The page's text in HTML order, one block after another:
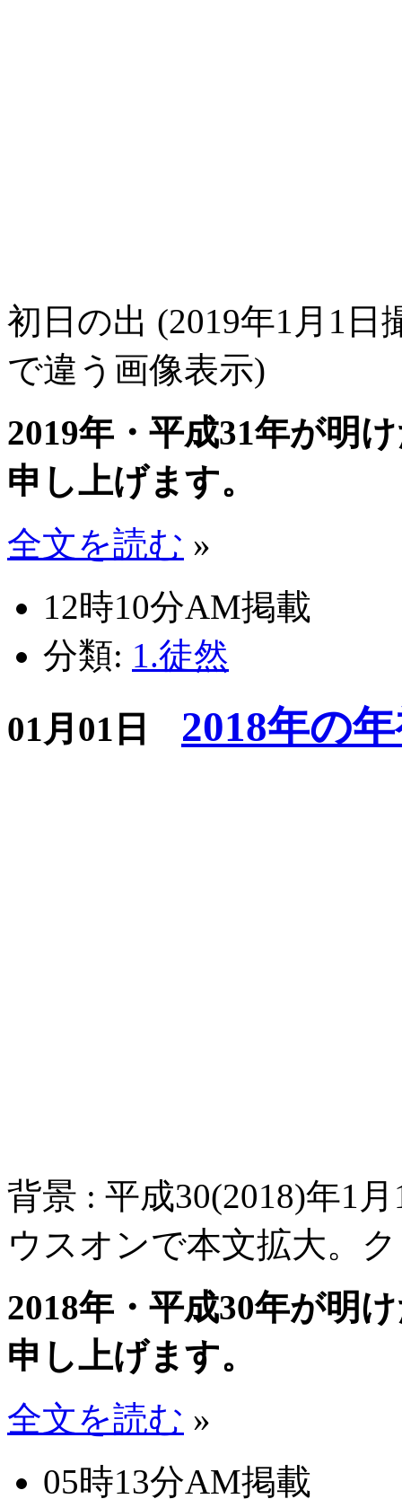
初日の出 (2019年1月1日
で違う画像表示)
2019年・平成31年が明
申し上げます。
全文を読む »
12時10分AM掲載
分類: 1.徒然
01月01日
2018年の
背景 : 平成30(2018)年1
ウスオンで本文拡大。
2018年・平成30年が明
申し上げます。
全文を読む »
05時13分AM掲載